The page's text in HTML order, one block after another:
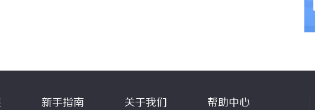
新手指南 关于我们 帮助中心